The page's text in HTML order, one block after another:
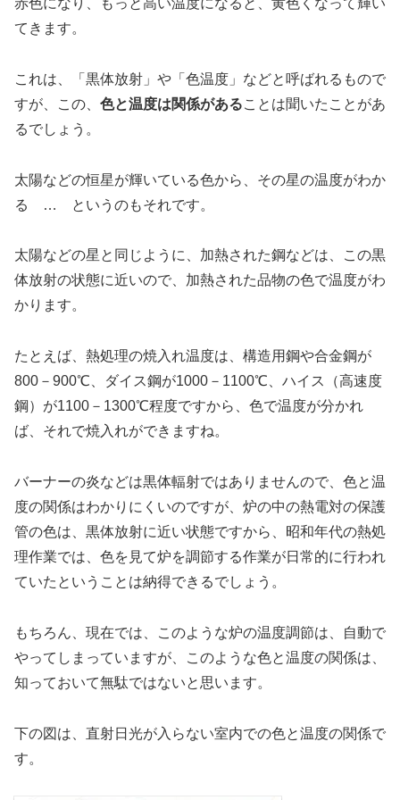
赤色になり、もっと高い温度になると、黄色くなって輝い
てきます。
これは、「黒体放射」や「色温度」などと呼ばれるもので
すが、この、 色と温度は関係があることは聞いたことがあ
るでしょう。
太陽などの恒星が輝いている色から、その星の温度がわか
る … というのもそれです。
太陽などの星と同じように、加熱された鋼などは、この黒
体放射の状態に近いので、加熱された品物の色で温度がわ
かります。
たとえば、熱処理の焼入れ温度は、構造用鋼や合金鋼が
800－900℃、ダイス鋼が1000－1100℃、ハイス（高速度
鋼）が1100－1300℃程度ですから、色で温度が分かれ
ば、それで焼入れができますね。
バーナーの炎などは黒体輻射ではありませんので、色と温
度の関係はわかりにくいのですが、炉の中の熱電対の保護
管の色は、黒体放射に近い状態ですから、昭和年代の熱処
理作業では、色を見て炉を調節する作業が日常的に行われ
ていたということは納得できるでしょう。
もちろん、現在では、このような炉の温度調節は、自動で
やってしまっていますが、このような色と温度の関係は、
知っておいて無駄ではないと思います。
下の図は、直射日光が入らない室内での色と温度の関係で
す。